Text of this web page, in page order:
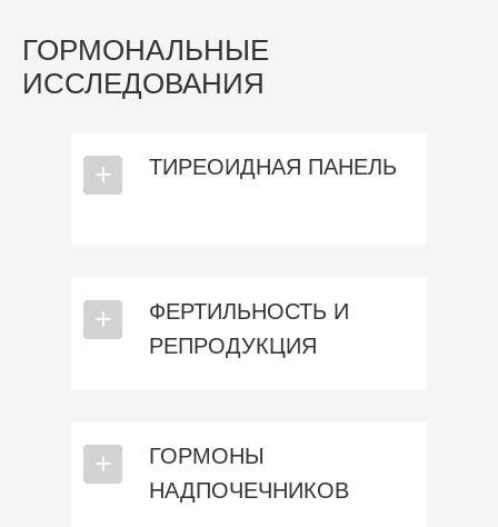
ГОРМОНАЛЬНЫЕ
ИССЛЕДОВАНИЯ
ТИРЕОИДНАЯ ПАНЕЛЬ
⎯
+
ФЕРТИЛЬНОСТЬ И
РЕПРОДУКЦИЯ
⎯
+
ГОРМОНЫ
НАДПОЧЕЧНИКОВ
⎯
+